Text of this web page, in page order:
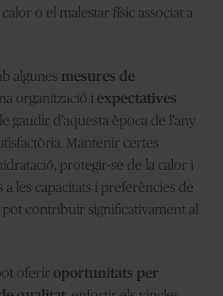
o el malestar físic associat a
algunes mesures de
organització i expectatives
gaudir d'aquesta època de l'any
Mantenir certes
protegir-se de la calor i
a les capacitats i preferències de
pot contribuir significativament al
oferir oportunitats per